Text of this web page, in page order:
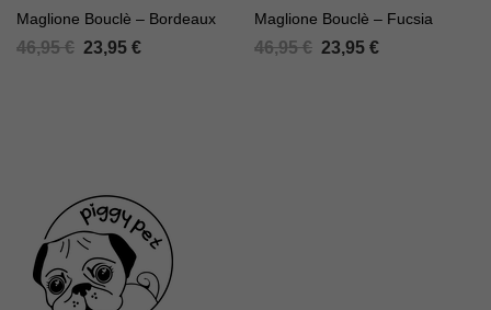
Maglione Bouclè – Bordeaux
46,95€ 23,95 €
Maglione Bouclè – Fucsia
46,95€ 23,95 €